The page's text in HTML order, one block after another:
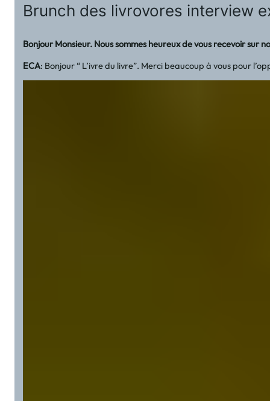
Brunch des livrovores interview
Bonjour Monsieur. Nous sommes heureux de vous recevoir sur
ECA: Bonjour “ L’ivre du livre”. Merci beaucoup à vous pour